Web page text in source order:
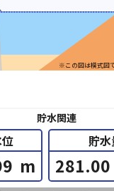
※この図は模式図
貯水関連
m
貯
281.00